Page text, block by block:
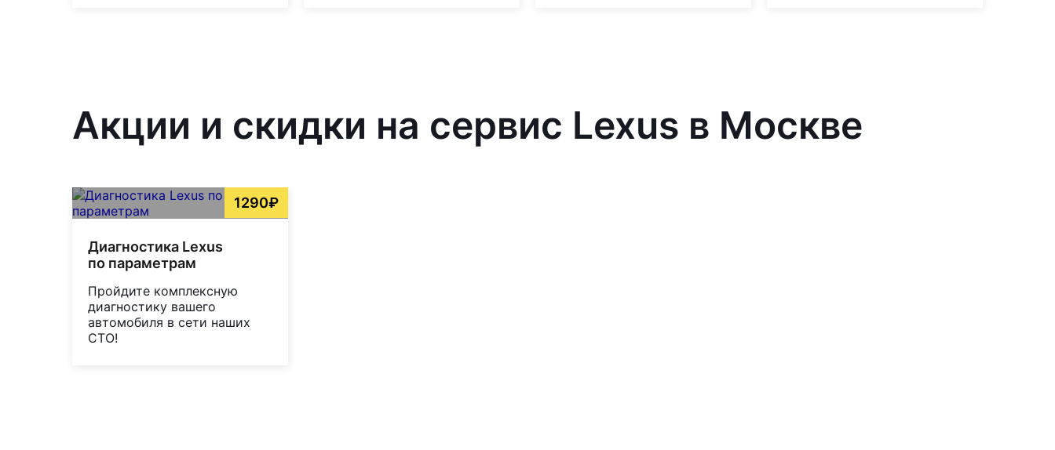
Акции и скидки на сервис Lexus в Москве
1290₽
Диагностика Lexus
по параметрам
Пройдите комплексную
диагностику вашего
автомобиля в сети наших
СТО!